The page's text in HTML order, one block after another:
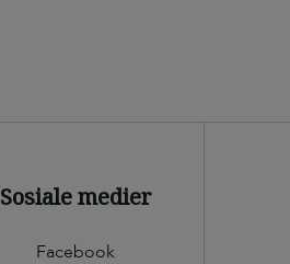
Sosiale medier
Facebook